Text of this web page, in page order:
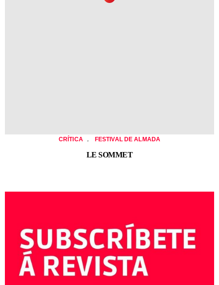
CRÍTICA , FESTIVAL DE ALMADA
LE SOMMET